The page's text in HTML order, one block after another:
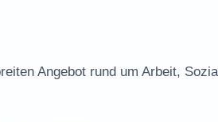
Angebot rund um Arbeit,